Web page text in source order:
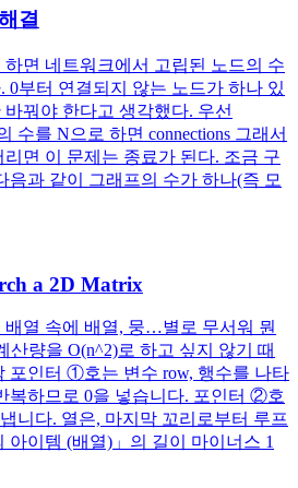
결
면 네트워크에서 고립된 노드의 수
0부터 연결되지 않는 노드가 하나 있
꿔야 한다고 생각했다. 우선
수를 N으로 하면 connections 그래서
면 이 문제는 종료가 된다. 조금 구
음과 같이 그래프의 수가 하나(즉 모
a 2D Matrix
배열 속에 배열, 뭉…별로 무서워 뭔
산량을 O(n^2)로 하고 싶지 않기 때
포인터 ①호는 변수 row, 행수를 나타
복하므로 0을 넣습니다. 포인터 ②호
니다. 열은, 마지막 꼬리로부터 루프
아이템 (배열)」의 길이 마이너스 1